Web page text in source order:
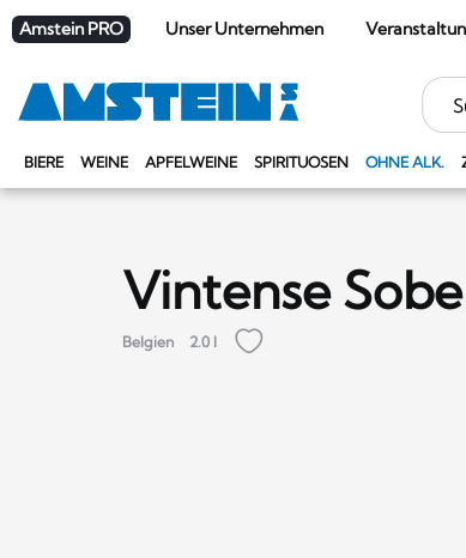
Amstein PRO Unser Unternehmen
BIERE WEINE APFELWEINE SPIRITUOSEN OHNE ALK.
Vintense
Belgien 2.0 l